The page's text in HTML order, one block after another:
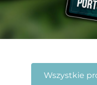
Wszystkie